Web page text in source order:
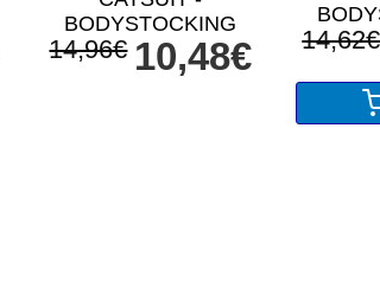
BODYSTOCKING
14,96€ 10,48€ 14,62€